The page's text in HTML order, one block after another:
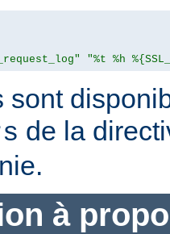
"%t %h
sont
de la
à